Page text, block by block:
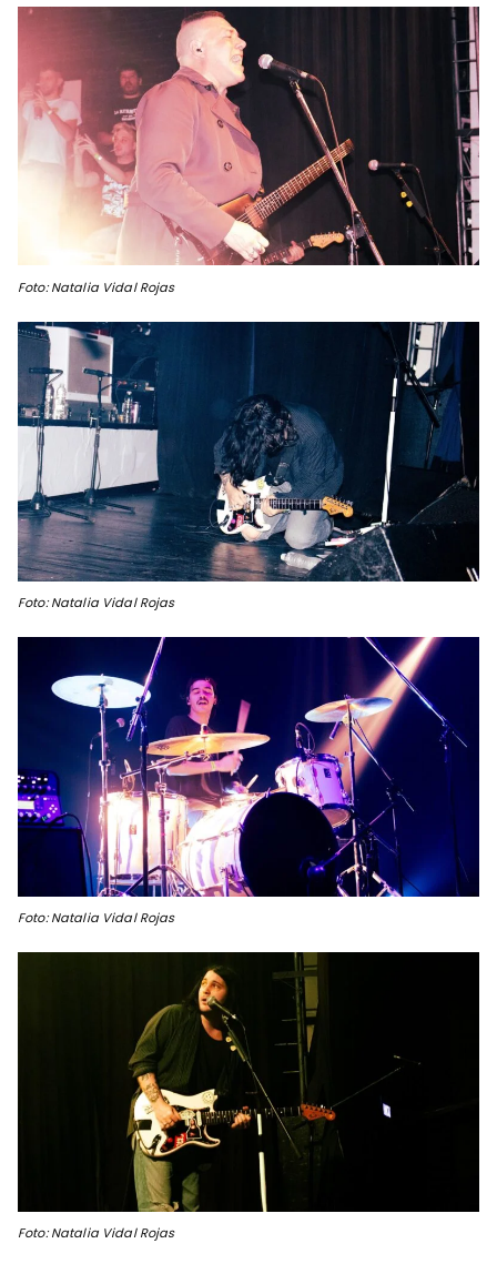
Foto: Natalia Vidal Rojas
Foto: Natalia Vidal Rojas
Foto: Natalia Vidal Rojas
Foto: Natalia Vidal Rojas